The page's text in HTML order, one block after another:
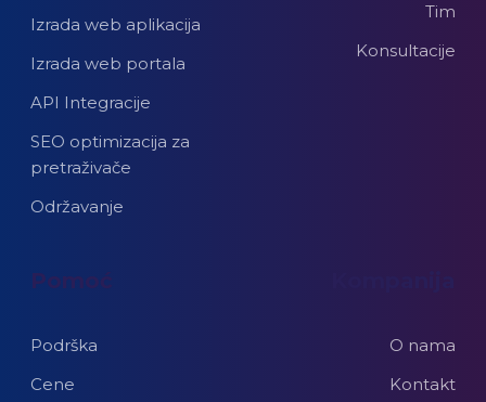
Izrada web aplikacija
Izrada web portala
API Integracije
SEO optimizacija za
pretraživače
Održavanje
Tim
Konsultacije
Pomoć
Podrška
Cene
O nama
Kontakt